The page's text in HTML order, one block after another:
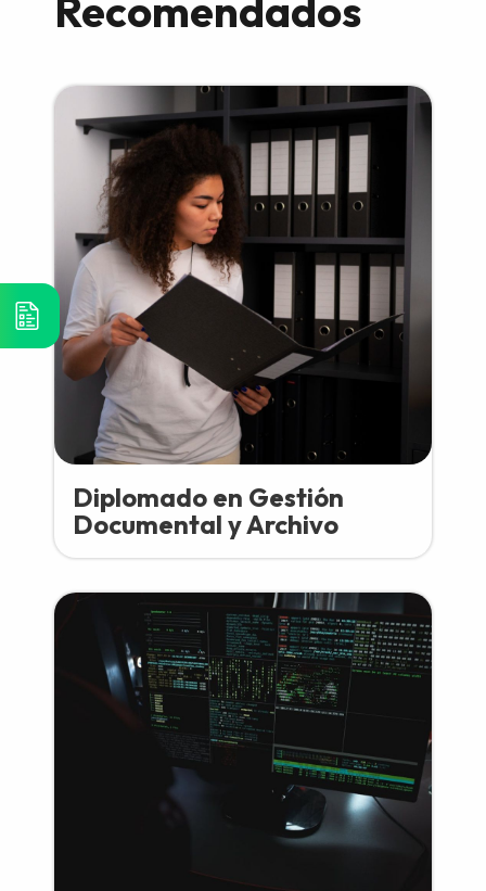
Recomendados
Diplomado en Gestión
Documental y Archivo